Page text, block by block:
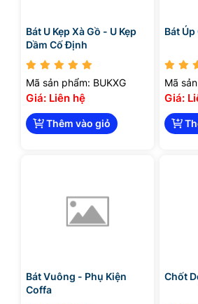
Bát U Kẹp Xà Gồ - U Kẹp
Dầm Cố Định
Mã sản phẩm: BUKXG
Giá: Liên hệ
Thêm vào giỏ
Bát
Mã
Giá:
Bát Vuông - Phụ Kiện
Coffa
Chốt